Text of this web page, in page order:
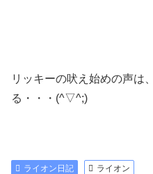
リッキーの吠え始めの声は
る・・・(^▽^;)
ライオン日記 ライオン